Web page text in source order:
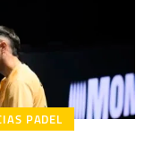
PADEL